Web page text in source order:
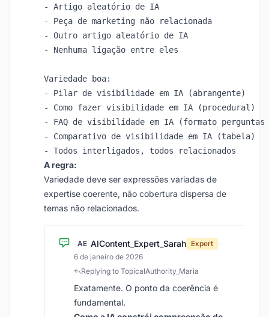
- Artigo aleatório de IA
- Peça de marketing não relacionada
- Outro artigo aleatório de IA
- Nenhuma ligação entre eles
Variedade boa:
- Pilar de visibilidade em IA (abrangente)
- Como fazer visibilidade em IA (procedural)
- FAQ de visibilidade em IA (formato perguntas
- Comparativo de visibilidade em IA (tabela)
A regra:
Variedade deve ser expressões variadas de
expertise coerente, não cobertura dispersa de
temas não relacionados.
AE AIContent_Expert_Sarah Expert ·
6 de janeiro de 2026
Replying to TopicalAuthority_Maria
Exatamente. O ponto da coerência é
fundamental.